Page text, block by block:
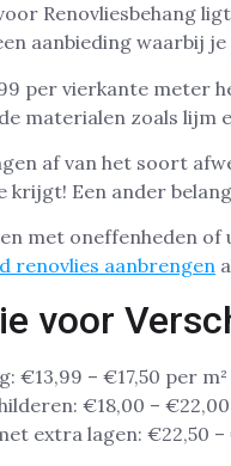
Renovliesbehang
aanbieding waarbij
per vierkante meter
materialen zoals lijm
af van het soort
krijgt! Een ander
met oneffenheden
renovlies aanbrengen
voor
€13,99 – €17,50 per m²
€18,00 –
extra lagen: €22,50 –